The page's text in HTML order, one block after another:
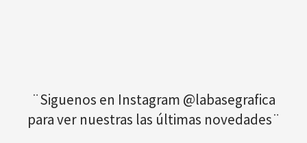
¨Siguenos en Instagram @labasegrafica
para ver nuestras las últimas novedades¨